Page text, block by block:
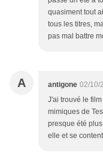
quasiment tout
tous les titres,
pas mal battre
A antigone 02/10/
J'ai trouvé le
mimiques de
presque été
elle et se